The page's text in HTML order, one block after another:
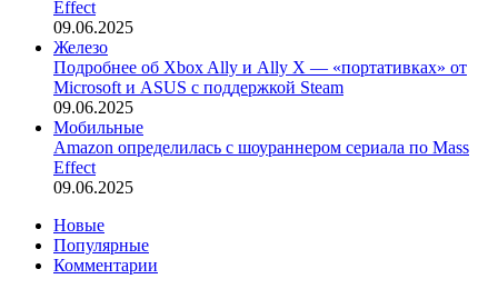
Effect
09.06.2025
Железо
Подробнее об Xbox Ally и Ally X — «портативках» от
Microsoft и ASUS с поддержкой Steam
09.06.2025
Мобильные
Amazon определилась с шоураннером сериала по Mass
Effect
09.06.2025
Новые
Популярные
Комментарии